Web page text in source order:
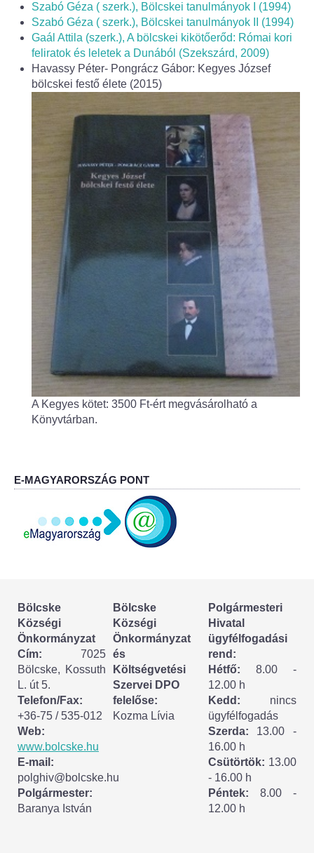
INTÉZMÉNYEK
Bölcskei Mesevár Óvoda és Bölcsőde
Óvodakert
Egészségügy
Háziorvos
Fogorvos
Védőnői szolgálat
Központi orvosi ügyelet
Alapszolgáltatási Központ
Kultúra
IKSZT - Integrált Közösségi és Szolgáltató Tér
Könyvtár
Rákóczi Mozi
ESEMÉNYEK
TESTVÉRTELEPÜLÉSÜNK:
CSÍKSZÉPVÍZ
VÁLASZTÁSI INFORMÁCIÓK
Választási szervek
Választási ügyintézés
2024. évi általános választások
Szabó Géza ( szerk.), Bölcskei tanulmányok I (1994)
Szabó Géza ( szerk.), Bölcskei tanulmányok II (1994)
Gaál Attila (szerk.), A bölcskei kikötőerőd: Római kori
feliratok és leletek a Dunából (Szekszárd, 2009)
Havassy Péter- Pongrácz Gábor: Kegyes József
bölcskei festő élete (2015)
A Kegyes kötet: 3500 Ft-ért megvásárolható a
Könyvtárban.
E-MAGYARORSZÁG PONT
Bölcske
Községi
Önkormányzat
Cím: 7025
Bölcske, Kossuth
L. út 5.
Telefon/Fax:
+36-75 / 535-012
Web:
www.bolcske.hu
E-mail:
polghiv@bolcske.hu
Polgármester:
Baranya István
Bölcske
Községi
Önkormányzat
és
Költségvetési
Szervei DPO
felelőse:
Kozma Lívia
Polgármesteri
Hivatal
ügyfélfogadási
rend:
Hétfő: 8.00 -
12.00 h
Kedd: nincs
ügyfélfogadás
Szerda: 13.00 -
16.00 h
Csütörtök: 13.00
- 16.00 h
Péntek: 8.00 -
12.00 h